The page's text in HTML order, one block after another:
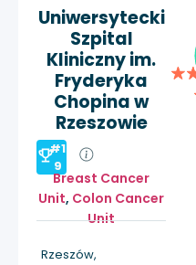
Uniwersytecki
Szpital
Kliniczny im.
Fryderyka
Chopina w
Rzeszowie
#1
9
Breast Cancer
Unit, Colon Cancer
Unit
Rzeszów,